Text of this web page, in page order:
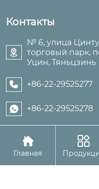
Контакты

№ 6, улица
торговый парк,
Уцин, Тяньцзинь
 +86-22-29525277
 +86-22-29525278
Авторское право©ООО

Главная
